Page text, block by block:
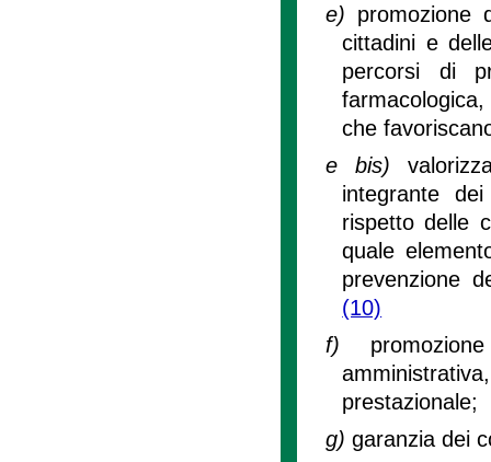
e) promozione
cittadini e
percorsi di
che
e bis)
integrante
rispetto delle
quale
prevenzione
(10)
f)
prestazionale;
g) garanzia dei